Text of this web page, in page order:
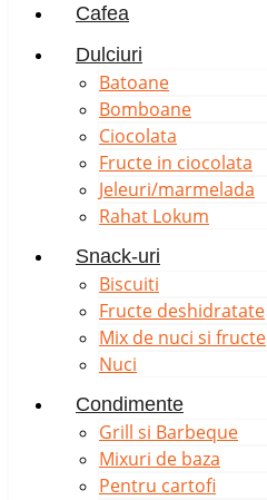
Cafea
Dulciuri
Batoane
Bomboane
Ciocolata
Fructe in ciocolata
Jeleuri/marmelada
Rahat Lokum
Snack-uri
Biscuiti
Fructe deshidratate
Mix de nuci si fructe
Nuci
Condimente
Grill si Barbeque
Mixuri de baza
Pentru cartofi